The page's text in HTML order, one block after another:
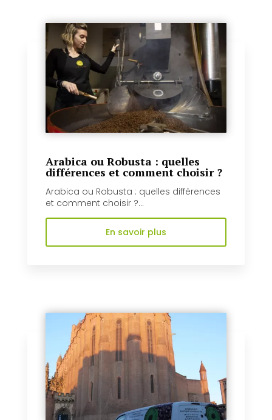
Arabica ou Robusta : quelles
différences et comment choisir ?
Arabica ou Robusta : quelles différences
et comment choisir ?...
En savoir plus